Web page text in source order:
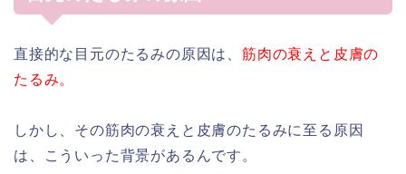
直接的な目元のたるみの原因は、 筋肉の衰えと皮膚の
たるみ。
しかし、その筋肉の衰えと皮膚のたるみに至る原因
は、こういった背景があるんです。